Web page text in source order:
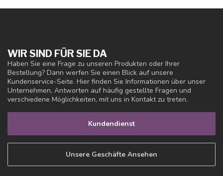
WIR SIND FÜR SIE DA
Haben Sie eine Frage zu unseren Produkten oder Ihrer
Bestellung? Dann werfen Sie einen Blick auf unsere
Kundenservice-Seite. Hier finden Sie Informationen über unser
Unternehmen, Antworten auf häufig gestellte Fragen und
verschiedene Möglichkeiten, mit uns in Kontakt zu treten.
Kundendienst
Unsere Geschäfte Ansehen